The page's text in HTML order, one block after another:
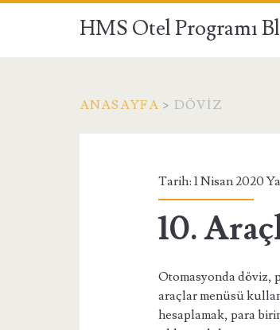
HMS Otel Programı
ANASAYFA > DÖVIZ
Tarih: 1 Nisan 2020
10.
Otomasyonda döviz,
araçlar menüsü
hesaplamak, para